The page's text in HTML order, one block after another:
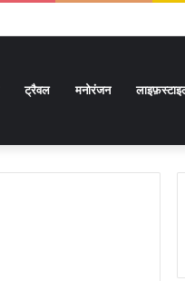
ट्रैवल मनोरंजन